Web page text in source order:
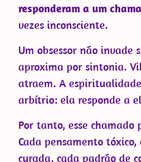
responderam a um
vezes inconsciente.
Um obsessor não invade
aproxima por sintonia.
atraem. A
arbítrio: ela responde a
Por tanto, esse chamado
Cada pensamento tóxico,
curada, cada padrão de